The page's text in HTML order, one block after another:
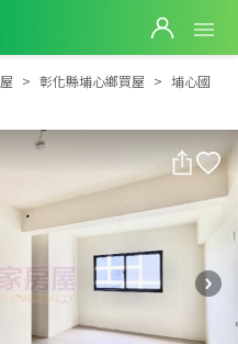
埔心國中全新三房雙車華廈3E
彰化縣埔心鄉買屋
埔心國